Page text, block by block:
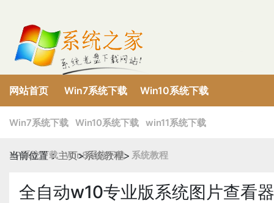
网站首页 Win7系统下载 Win10系统下载
XP系统下载 Win8系统下载 win11系统下载
Win7系统下载 Win10系统下载 win11系统下载
XP系统下载 Win8系统下载 系统教程
当前位置：主页>系统教程>
全自动w10专业版系统图片查看